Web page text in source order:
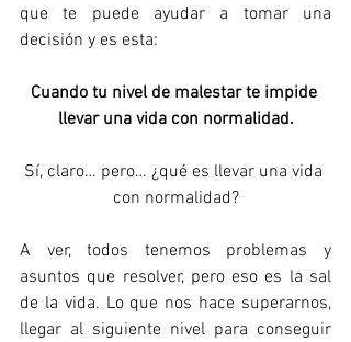
que te puede ayudar a tomar una
decisión y es esta:
Cuando tu nivel de malestar te impide
llevar una vida con normalidad.
Sí, claro… pero… ¿qué es llevar una vida
con normalidad?
A ver, todos tenemos problemas y
asuntos que resolver, pero eso es la sal
de la vida. Lo que nos hace superarnos,
llegar al siguiente nivel para conseguir